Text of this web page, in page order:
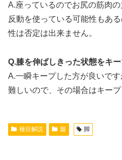
A.座っているのでお尻の筋肉の
反動を使っている可能性もあ
性は否定は出来ません。
Q.膝を伸ばしきった状態をキ
A.一瞬キープした方が良いで
難しいので、その場合はキープ
種目解説 腿 脚